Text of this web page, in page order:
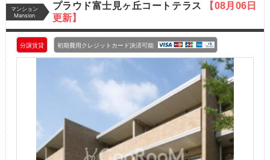
マンション
Mansion
プラウド富士見ヶ丘コートテラス
【08月06日
更新】
分譲賃貸 初期費用クレジットカード決済可能